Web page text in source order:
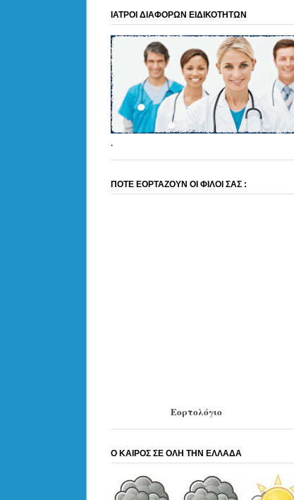
ΙΑΤΡΟΙ ΔΙΑΦΟΡΩΝ ΕΙΔΙΚΟΤΗΤΩΝ
.
ΠΟΤΕ ΕΟΡΤΑΖΟΥΝ ΟΙ ΦΙΛΟΙ ΣΑΣ :
Εορτολόγιο
Ο ΚΑΙΡΟΣ ΣΕ ΟΛΗ ΤΗΝ ΕΛΛΑΔΑ